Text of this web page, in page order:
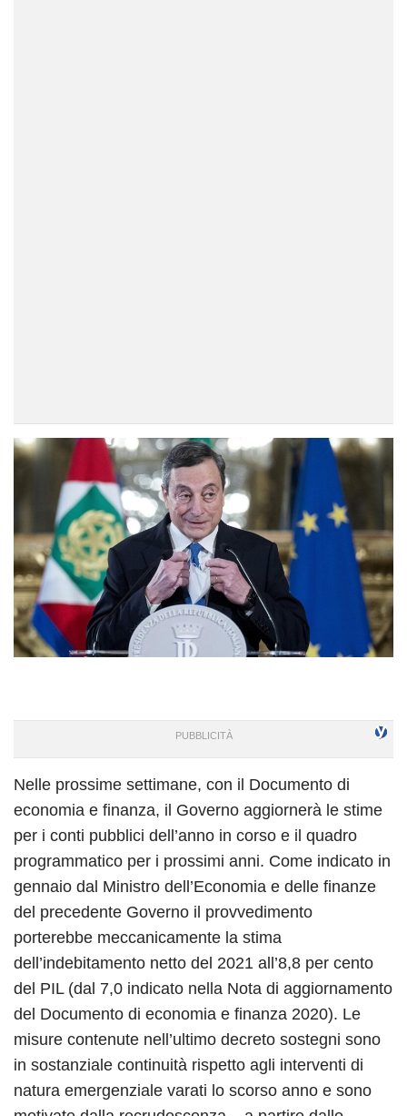
Nelle prossime settimane, con il Documento di
economia e finanza, il Governo aggiornerà le stime
per i conti pubblici dell’anno in corso e il quadro
programmatico per i prossimi anni. Come indicato in
gennaio dal Ministro dell’Economia e delle finanze
del precedente Governo il provvedimento
porterebbe meccanicamente la stima
dell’indebitamento netto del 2021 all’8,8 per cento
del PIL (dal 7,0 indicato nella Nota di aggiornamento
del Documento di economia e finanza 2020). Le
misure contenute nell’ultimo decreto sostegni sono
in sostanziale continuità rispetto agli interventi di
natura emergenziale varati lo scorso anno e sono